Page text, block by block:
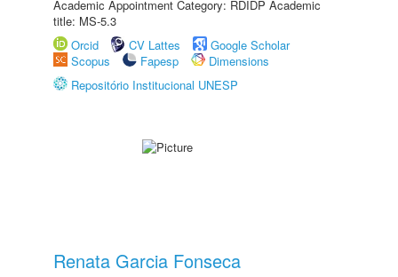
Academic Appointment Category: RDIDP Academic
title: MS-5.3
Orcid
CV Lattes
Google Scholar
Scopus
Fapesp
Dimensions
Repositório Institucional UNESP
Renata Garcia Fonseca